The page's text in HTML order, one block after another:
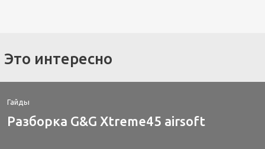
Это интересно
Гайды
Разборка G&G Xtreme45 airsoft